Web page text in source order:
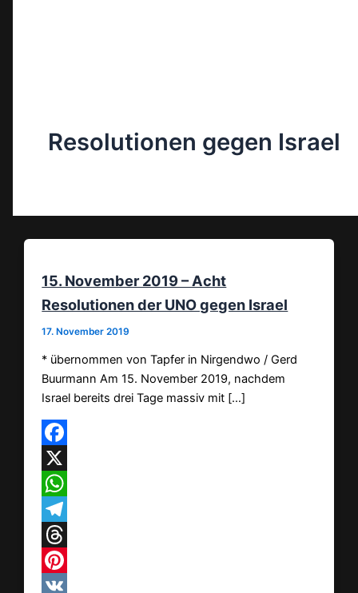
Resolutionen gegen Israel
15. November 2019 – Acht
Resolutionen der UNO gegen Israel
17. November 2019
* übernommen von Tapfer in Nirgendwo / Gerd
Buurmann Am 15. November 2019, nachdem
Israel bereits drei Tage massiv mit […]
Facebook
X
WhatsApp
Telegram
Threads
Pinterest